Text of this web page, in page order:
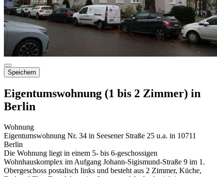
Speichern
Eigentumswohnung (1 bis 2 Zimmer) in
Berlin
Wohnung
Eigentumswohnung Nr. 34 in Seesener Straße 25 u.a. in 10711
Berlin
Die Wohnung liegt in einem 5- bis 6-geschossigen
Wohnhauskomplex im Aufgang Johann-Sigismund-Straße 9 im 1.
Obergeschoss postalisch links und besteht aus 2 Zimmer, Küche,